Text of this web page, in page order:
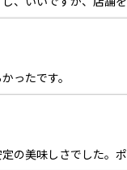
、いいですが、店舗
ったです。
の美味しさでした。